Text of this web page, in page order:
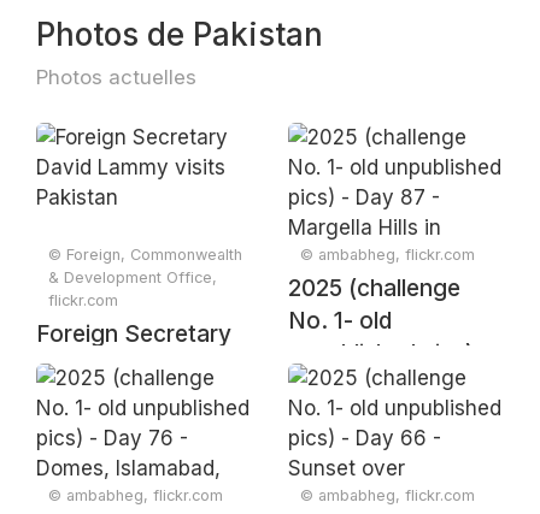
Photos de Pakistan
Photos actuelles
© Foreign, Commonwealth
& Development Office,
flickr.com
Foreign Secretary
David Lammy visits
Pakistan
© ambabheg, flickr.com
2025 (challenge
No. 1- old
unpublished pics) -
Day 87 - Margella
Hills in monsoon
season, Islamabad,
Pakistan 2018
© ambabheg, flickr.com © ambabheg, flickr.com